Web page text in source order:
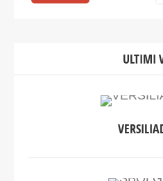
ULTIMI